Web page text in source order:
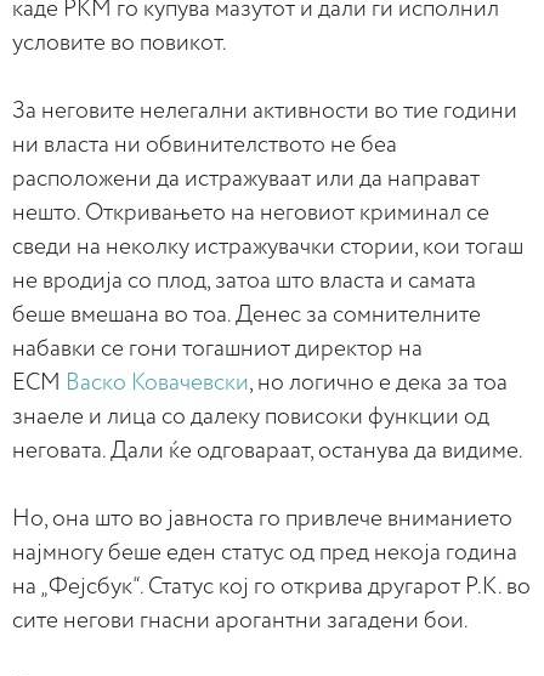
каде РКМ го купува мазутот и дали ги исполнил
условите во повикот.
За неговите нелегални активности во тие години
ни власта ни обвинителството не беа
расположени да истражуваат или да направат
нешто. Откривањето на неговиот криминал се
сведи на неколку истражувачки стории, кои тогаш
не вродија со плод, затоа што власта и самата
беше вмешана во тоа. Денес за сомнителните
набавки се гони тогашниот директор на
ЕСМ Васко Ковачевски, но логично е дека за тоа
знаеле и лица со далеку повисоки функции од
неговата. Дали ќе одговараат, останува да видиме.
Но, она што во јавноста го привлече вниманието
најмногу беше еден статус од пред некоја година
на „Фејсбук“. Статус кој го открива другарот Р.К. во
сите негови гнасни арогантни загадени бои.